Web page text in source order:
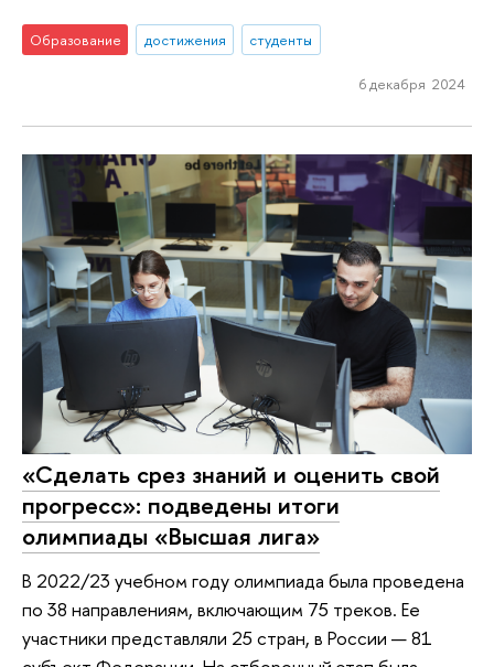
Образование достижения студенты
6 декабря 2024
«Сделать срез знаний и оценить свой
прогресс»: подведены итоги
олимпиады «Высшая лига»
В 2022/23 учебном году олимпиада была проведена
по 38 направлениям, включающим 75 треков. Ее
участники представляли 25 стран, в России — 81